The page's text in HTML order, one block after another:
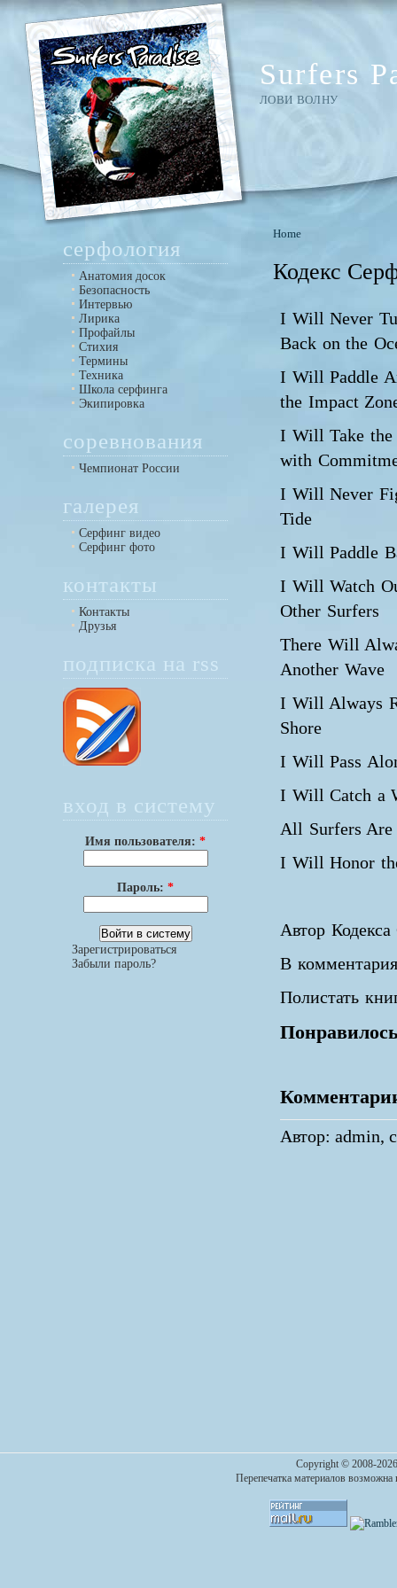
Surfers
ЛОВИ ВОЛНУ
серфология
Анатомия досок
Безопасность
Интервью
Лирика
Профайлы
Стихия
Термины
Техника
Школа серфинга
Экипировка
соревнования
Чемпионат России
галерея
Серфинг видео
Серфинг фото
контакты
Контакты
Друзья
подписка на rss
вход в систему
Имя пользователя:*
Пароль:*
Зарегистрироваться
Забыли пароль?
Home
Кодекс
I Will Never
Back on the
I Will Paddle
the Impact
I Will Take the
with
I Will Never
Tide
I Will Paddle
I Will Watch
Other Surfers
There Will
Another Wave
I Will Always
Shore
I Will Pass
I Will Catch a
All Surfers Are
I Will Honor
Автор
В
Полистать
Автор: admin,
Copyright © 2008-
Перепечатка материалов возможна